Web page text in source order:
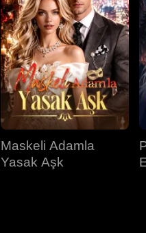
Maskeli Adamla
Yasak Aşk